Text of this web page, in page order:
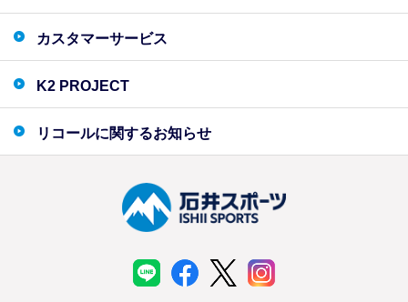
カスタマーサービス
K2 PROJECT
リコールに関するお知らせ